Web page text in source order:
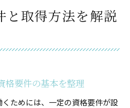
と取得方法を解説
格要件の基本を整理
ためには、一定の資格要件が設